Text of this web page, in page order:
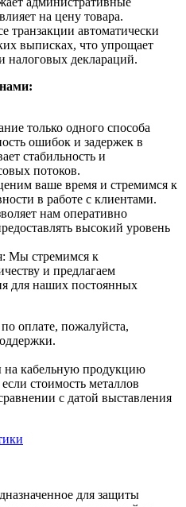
на цену товара.
транзакции автоматически
выписках, что упрощает
налоговых деклараций.
только одного способа
ошибок и задержек в
стабильность и
потоков.
ваше время и стремимся к
в работе с клиентами.
нам оперативно
высокий уровень
Мы стремимся к
и предлагаем
для наших постоянных
оплате, пожалуйста,
на кабельную продукцию
стоимость металлов
с датой выставления
для защиты